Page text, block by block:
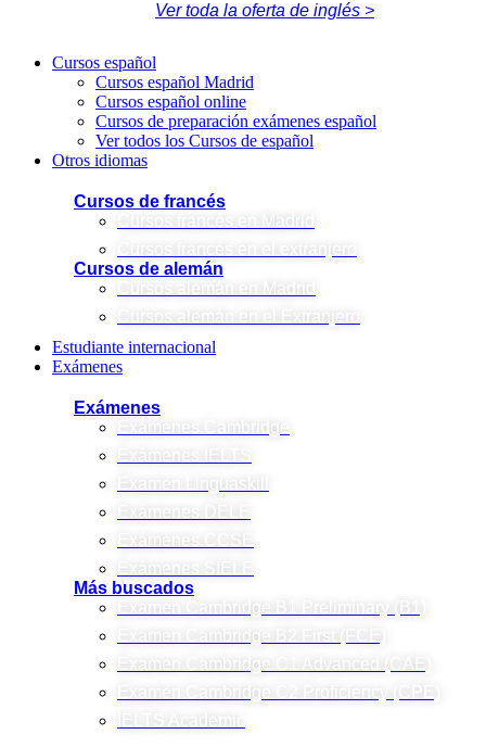
Ver toda la oferta de inglés >
Cursos español
Cursos español Madrid
Cursos español online
Cursos de preparación exámenes español
Ver todos los Cursos de español
Otros idiomas
Cursos de francés
Cursos francés en Madrid
Cursos de alemán
Cursos alemán en Madrid
Cursos alemán en el Extranjero
Estudiante internacional
Exámenes
Exámenes
Exámenes Cambridge
Exámenes IELTS
Examen Linguaskill
Exámenes DELE
Exámenes CCSE
Exámenes SIELE
Más buscados
Examen Cambridge B1 Preliminary (B1)
Examen Cambridge B2 First (FCE)
Examen Cambridge C1 Advanced (CAE)
Examen Cambridge C2 Proficiency (CPE)
IELTS Academic